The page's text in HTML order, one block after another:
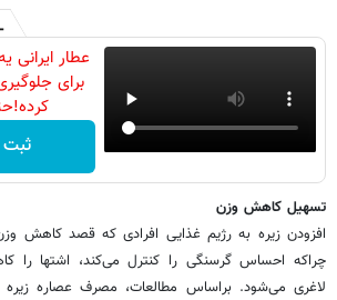
عطار ایرانی
برای
تسهیل کاهش وزن
افزودن زیره به رژیم غذایی افرادی که قصد کاهش
چراکه احساس گرسنگی را کنترل می‌کند، اشتها را
لاغری می‌شود. براساس مطالعات، مصرف عصاره